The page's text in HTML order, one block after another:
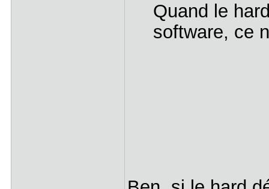
Quand le
software, ce